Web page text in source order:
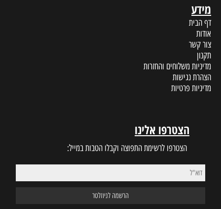
מידע
דף הבית
אודות
צור קשר
תקנון
מדיניות משלוחים והחזרות
הצהרת נגישות
מדיניות פרטיות
הצטרפו אלינו
הצטרפו לרשימת התפוצה וקבלו הטבות במייל: